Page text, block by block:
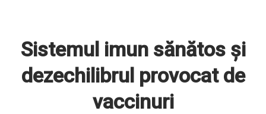
Sistemul imun sănătos şi
dezechilibrul provocat de
vaccinuri